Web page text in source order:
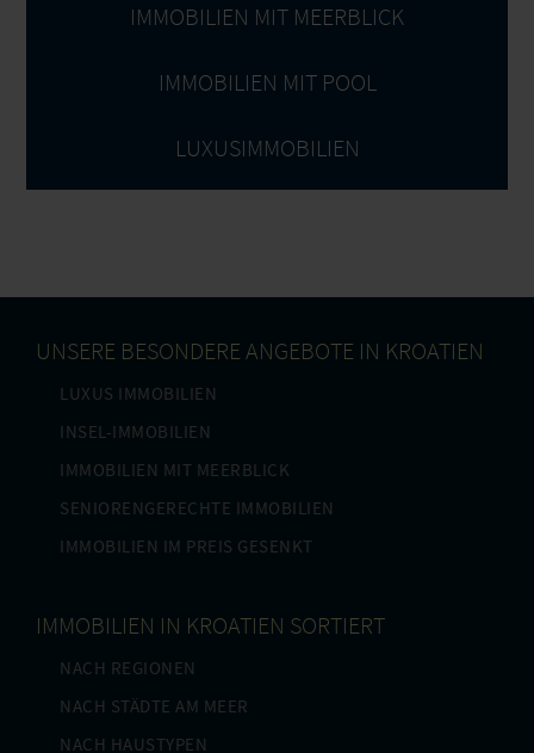
IMMOBILIEN MIT MEERBLICK
IMMOBILIEN MIT POOL
LUXUSIMMOBILIEN
UNSERE BESONDERE ANGEBOTE IN KROATIEN
LUXUS IMMOBILIEN
INSEL-IMMOBILIEN
IMMOBILIEN MIT MEERBLICK
SENIORENGERECHTE IMMOBILIEN
IMMOBILIEN IM PREIS GESENKT
IMMOBILIEN IN KROATIEN SORTIERT
NACH REGIONEN
NACH STÄDTE AM MEER
NACH HAUSTYPEN